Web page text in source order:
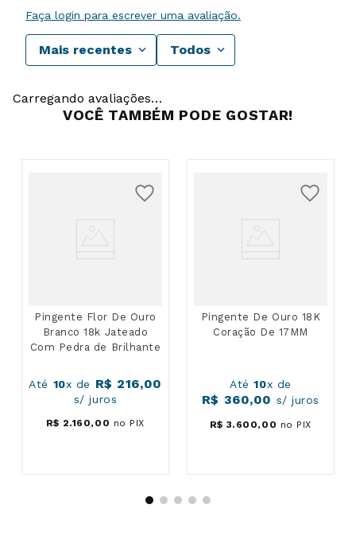
Faça login para escrever uma avaliação.
Mais recentes Todos
Carregando avaliações…
VOCÊ TAMBÉM PODE GOSTAR!
Pingente Flor De Ouro
Branco 18k Jateado
Com Pedra de Brilhante
Até 10x de R$ 216,00
s/ juros
R$ 2.160, 00 no PIX
Pingente De Ouro 18K
Coração De 17MM
Até10x de
R$ 360,00 s/ juros
R$ 3. 600, 00 no PIX